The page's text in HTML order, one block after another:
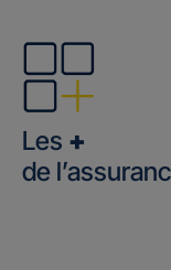
Les +
de